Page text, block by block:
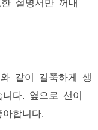
같이 길쭉하게 생
다. 옆으로 선이
합니다.